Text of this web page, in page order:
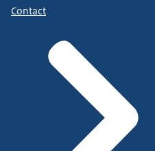
Contact